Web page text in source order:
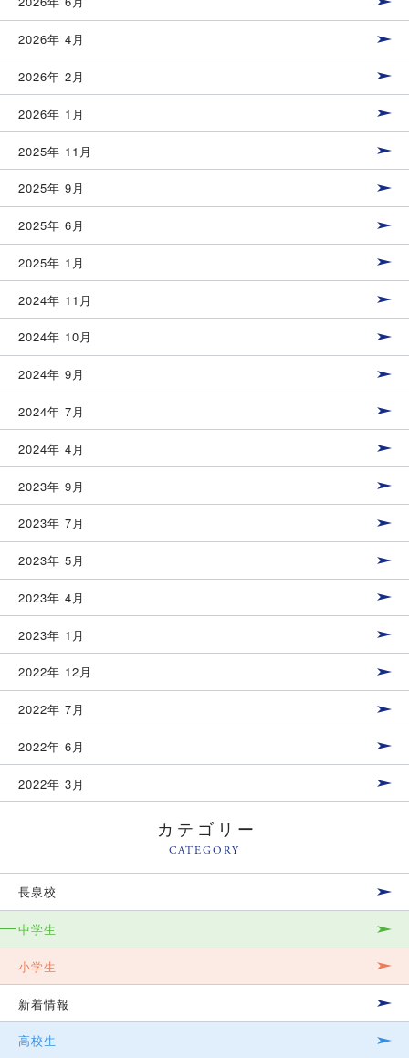
2026年 4月
2026年 2月
2026年 1月
2025年 11月
2025年 9月
2025年 6月
2025年 1月
2024年 11月
2024年 10月
2024年 9月
2024年 7月
2024年 4月
2023年 9月
2023年 7月
2023年 5月
2023年 4月
2023年 1月
2022年 12月
2022年 7月
2022年 6月
2022年 3月
カテゴリー
CATEGORY
長泉校
中学生
小学生
新着情報
高校生